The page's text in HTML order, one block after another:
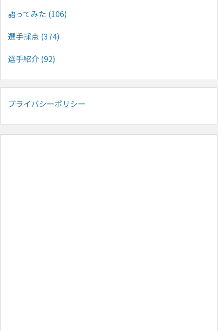
語ってみた (106)
選手採点 (374)
選手紹介 (92)
プライバシーポリシー